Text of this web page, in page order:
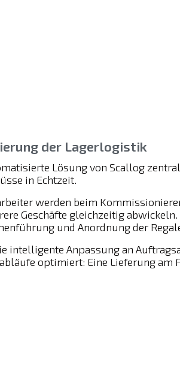
der Lagerlogistik
Lösung von Scallog
in Echtzeit.
werden beim
Geschäfte gleichzeitig
und Anordnung der
intelligente Anpassung an
optimiert: Eine Lieferung am